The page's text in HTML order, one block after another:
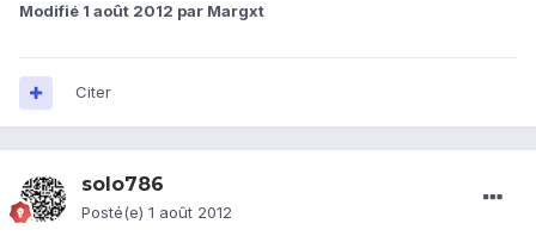
Modifié 1 août 2012 par Margxt
Citer
solo786
Posté(e) 1 août 2012